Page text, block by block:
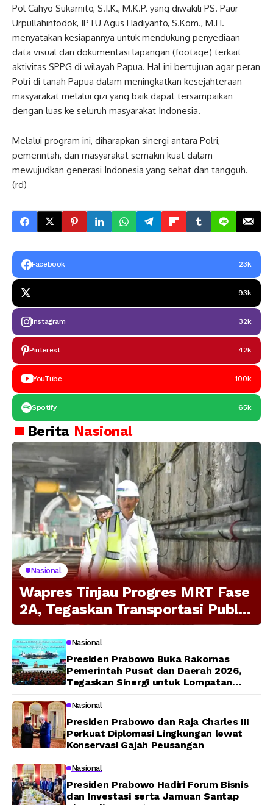
Pol Cahyo Sukarnito, S.I.K., M.K.P. yang diwakili PS. Paur
Urpullahinfodok, IPTU Agus Hadiyanto, S.Kom., M.H.
menyatakan kesiapannya untuk mendukung penyediaan
data visual dan dokumentasi lapangan (footage) terkait
aktivitas SPPG di wilayah Papua. Hal ini bertujuan agar peran
Polri di tanah Papua dalam meningkatkan kesejahteraan
masyarakat melalui gizi yang baik dapat tersampaikan
dengan luas ke seluruh masyarakat Indonesia.
Melalui program ini, diharapkan sinergi antara Polri,
pemerintah, dan masyarakat semakin kuat dalam
mewujudkan generasi Indonesia yang sehat dan tangguh.
(rd)
Facebook 23k
93k
Instagram 32k
Pinterest 42k
YouTube 100k
Spotify 65k
Berita Nasional
Nasional
Wapres Tinjau Progres MRT Fase
2A, Tegaskan Transportasi Publik
Modern Jadi Prioritas Nasional
Nasional
Presiden Prabowo Buka Rakornas
Pemerintah Pusat dan Daerah 2026,
Tegaskan Sinergi untuk Lompatan
Nasional
Presiden Prabowo dan Raja Charles III
Perkuat Diplomasi Lingkungan lewat
Konservasi Gajah Peusangan
Nasional
Presiden Prabowo Hadiri Forum Bisnis
dan Investasi serta Jamuan Santap